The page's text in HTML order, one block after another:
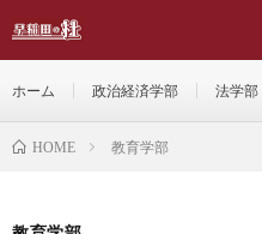
ホーム 政治経済学部 法学部
HOME 教育学部